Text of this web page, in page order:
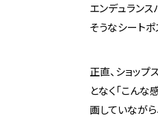
エンデュラン
そうなシート
正直、ショップ
となく「こん
画していなが